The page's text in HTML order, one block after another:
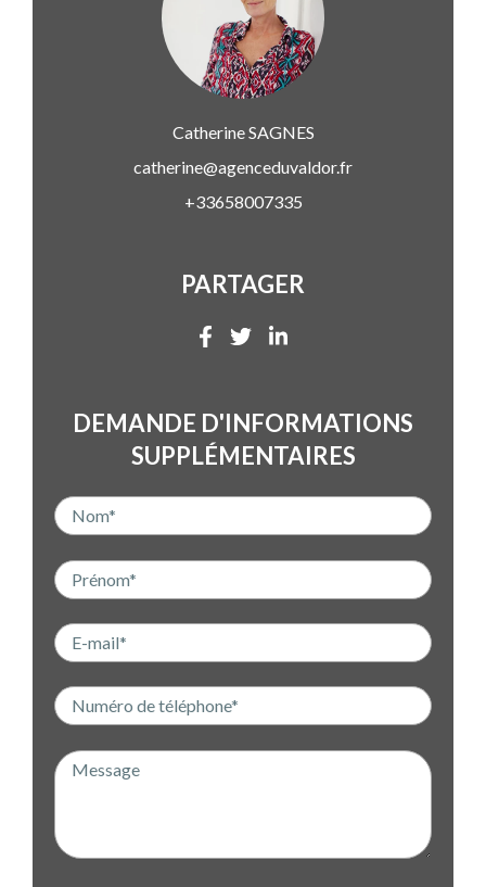
CatherineSAGNES
catherine@agenceduvaldor.fr
+33658007335
PARTAGER
DEMANDE D'INFORMATIONS
SUPPLÉMENTAIRES